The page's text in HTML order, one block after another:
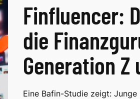
Finfluencer:
die
Generation Z
Eine Bafin-Studie zeigt: Junge